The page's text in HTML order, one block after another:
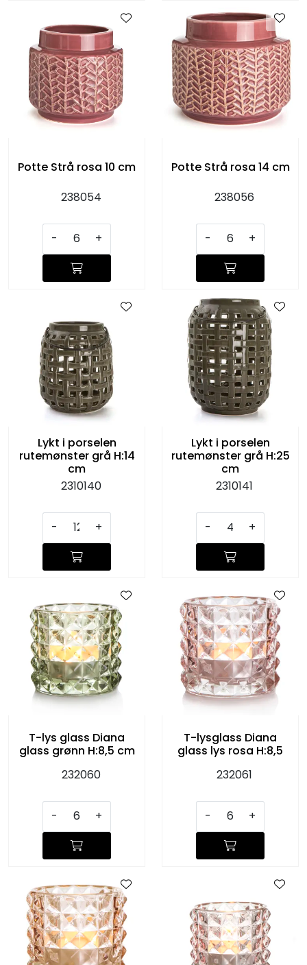
Potte Strå rosa 10 cm
238054
- +
Potte Strå rosa 14 cm
238056
- +
Lykt i porselen
rutemønster grå H:14
cm
2310140
- +
Lykt i porselen
rutemønster grå H:25
cm
2310141
- +
T-lys glass Diana
glass grønn H:8,5 cm
232060
- +
T-lysglass Diana
glass lys rosa H:8,5
232061
- +